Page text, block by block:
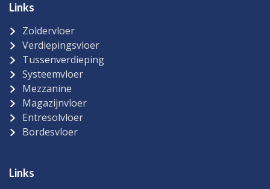
Links
Zoldervloer
Verdiepingsvloer
Tussenverdieping
Systeemvloer
Mezzanine
Magazijnvloer
Entresolvloer
Bordesvloer
Links